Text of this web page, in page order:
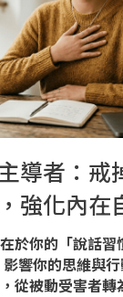
導者：戒
強化內在
於你的「說話
響你的思維與
從被動受害者轉